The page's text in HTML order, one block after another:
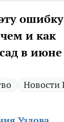
чем и как
в июне
Новости